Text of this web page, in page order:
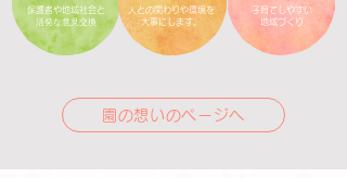
保護者や地域社会と
活発な意見交換
人との関わりや環境を
大事にします。
子育てしやすい
地域づくり
園の想いのページへ